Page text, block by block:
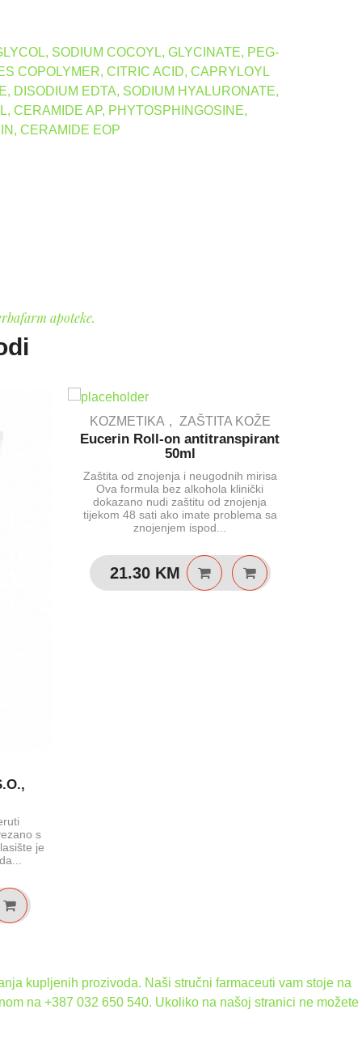
SODIUM COCOYL, GLYCINATE, PEG-
COPOLYMER, CITRIC ACID, CAPRYLOYL
DISODIUM EDTA, SODIUM HYALURONATE,
CERAMIDE AP, PHYTOSPHINGOSINE,
CERAMIDE EOP
apoteke.
s
je
KOZMETIKA ZAŠTITA KOŽE
Eucerin Roll-on antitranspirant
50ml
Zaštita od znojenja i neugodnih mirisa
Ova formula bez alkohola klinički
dokazano nudi zaštitu od znojenja
tijekom 48 sati ako imate problema sa
znojenjem ispod...
21.30 KM
kupljenih prozivoda. Naši stručni farmaceuti vam stoje na
na +387 032 650 540. Ukoliko na našoj stranici ne možete